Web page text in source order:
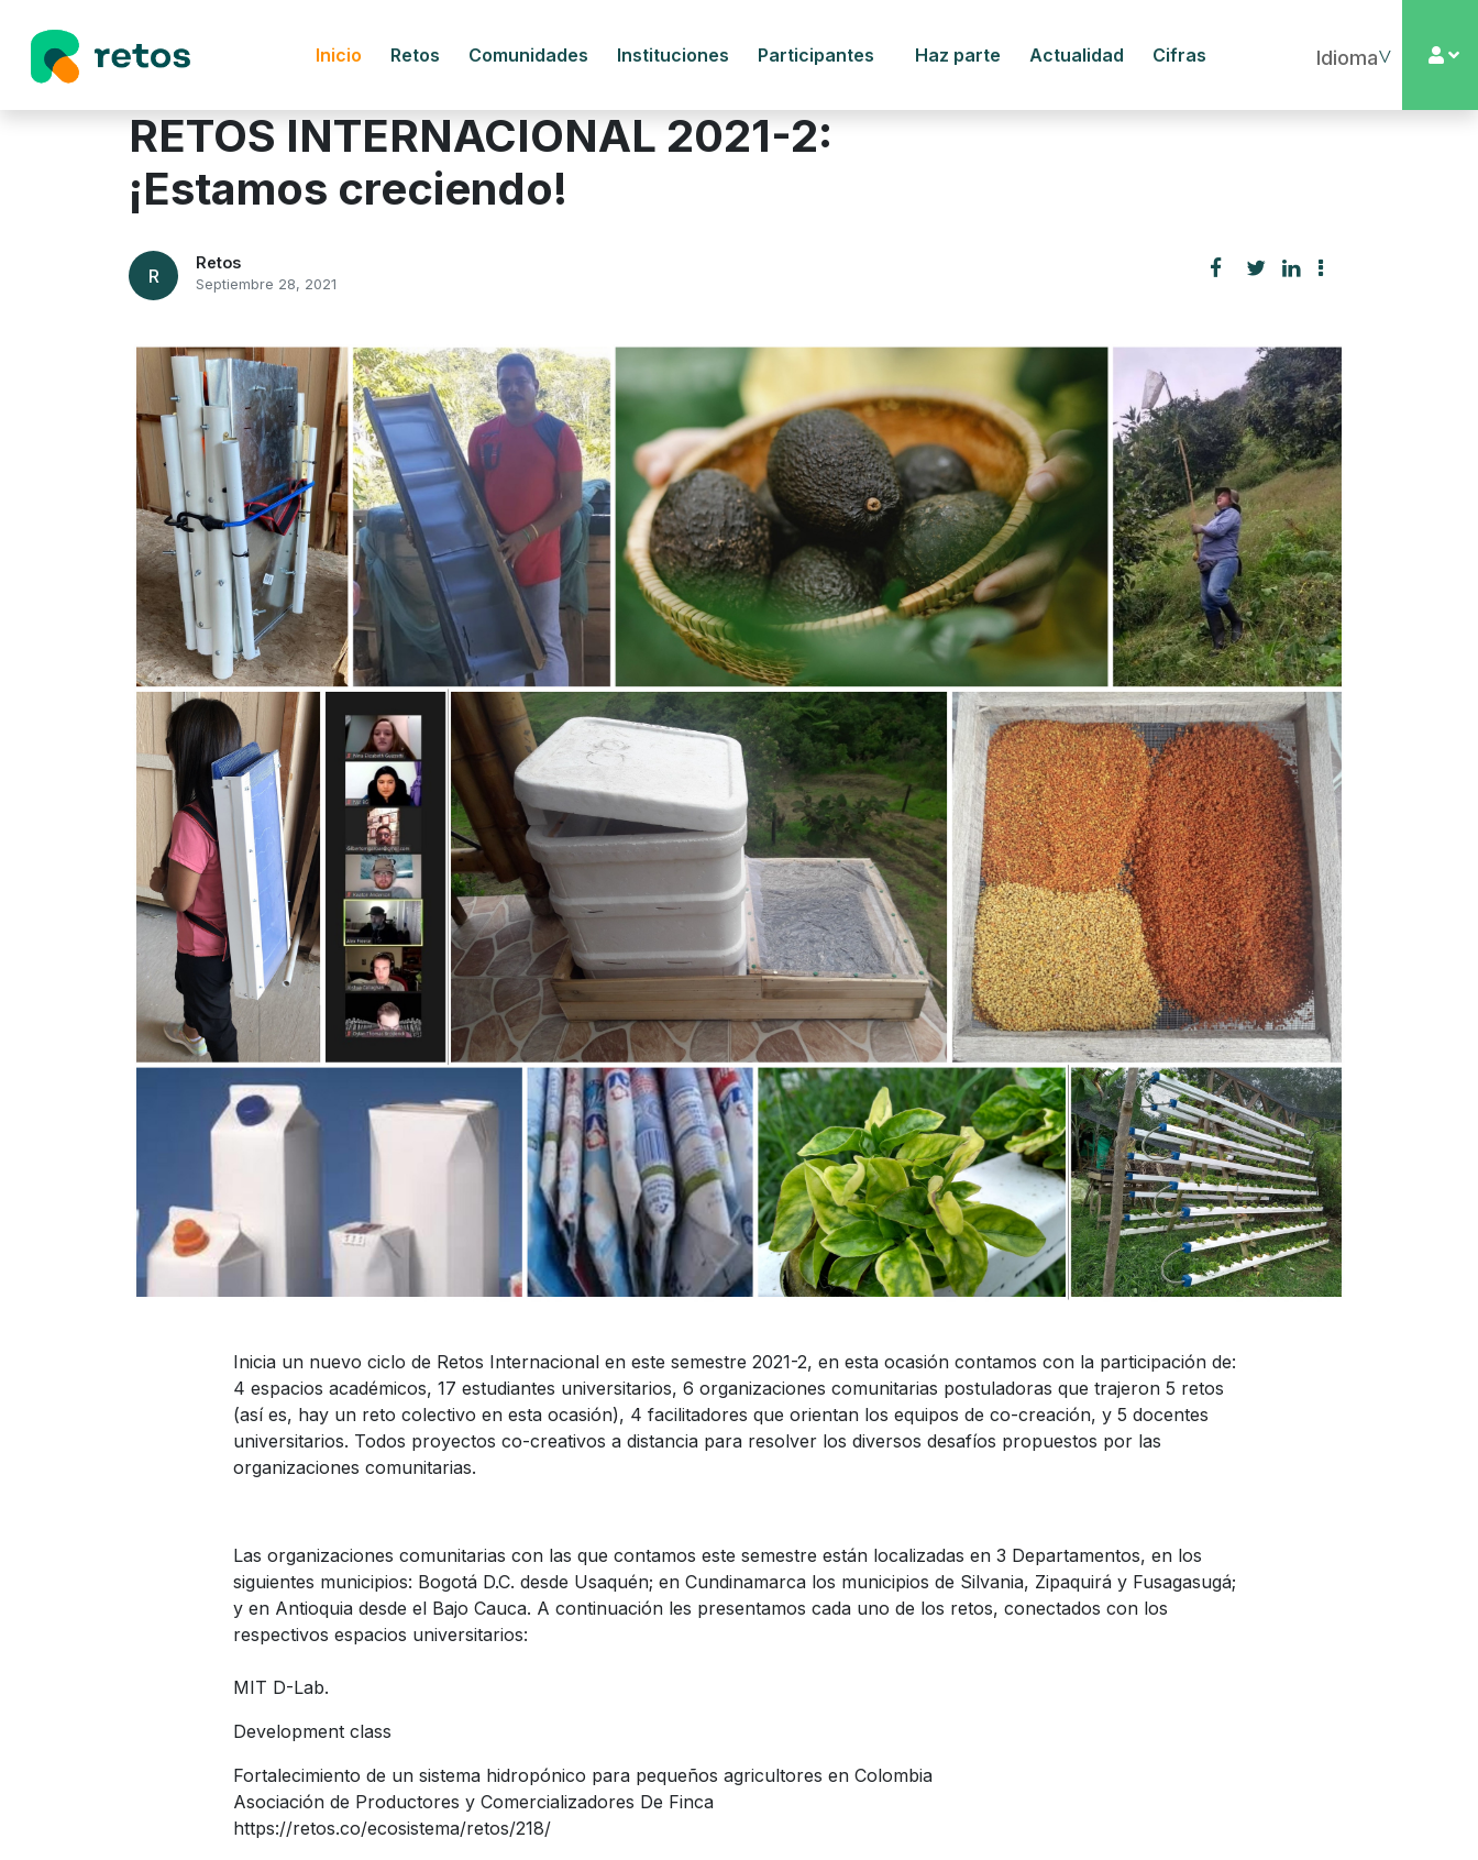
Inicio Retos Comunidades Instituciones Participantes Haz parte Actualidad Cifras ▼
RETOS INTERNACIONAL 2021-2:
¡Estamos creciendo!
R
Retos
Septiembre 28, 2021
Inicia un nuevo ciclo de Retos Internacional en este semestre 2021-2, en esta ocasión contamos con la participación de:
4 espacios académicos, 17 estudiantes universitarios, 6 organizaciones comunitarias postuladoras que trajeron 5 retos
(así es, hay un reto colectivo en esta ocasión), 4 facilitadores que orientan los equipos de co-creación, y 5 docentes
universitarios. Todos proyectos co-creativos a distancia para resolver los diversos desafíos propuestos por las
organizaciones comunitarias.
Las organizaciones comunitarias con las que contamos este semestre están localizadas en 3 Departamentos, en los
siguientes municipios: Bogotá D.C. desde Usaquén; en Cundinamarca los municipios de Silvania, Zipaquirá y Fusagasugá;
y en Antioquia desde el Bajo Cauca. A continuación les presentamos cada uno de los retos, conectados con los
respectivos espacios universitarios:
MIT D-Lab.
Development class
Fortalecimiento de un sistema hidropónico para pequeños agricultores en Colombia
Asociación de Productores y Comercializadores De Finca
https://retos.co/ecosistema/retos/218/